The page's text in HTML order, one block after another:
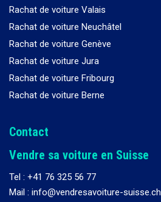
Rachat de voiture Valais
Rachat de voiture Neuchâtel
Rachat de voiture Genève
Rachat de voiture Jura
Rachat de voiture Fribourg
Rachat de voiture Berne
Contact
Vendre sa voiture en Suisse
Tel : +41 76 325 56 77
Mail : info@vendresavoiture-suisse.ch